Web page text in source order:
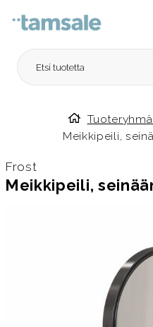
Etusivulle
Meikkipeili,
Frost
Meikkipeili,